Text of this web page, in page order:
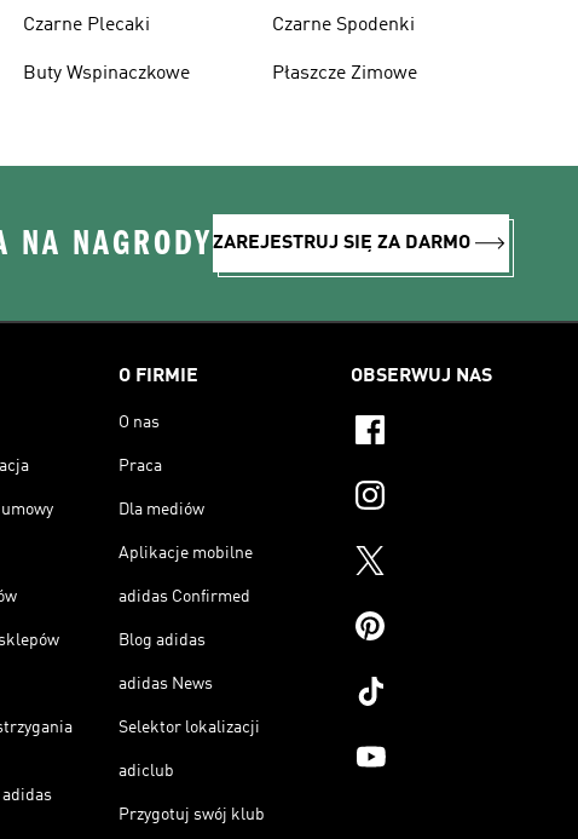
Czarne Plecaki
Buty Wspinaczkowe
Czarne Spodenki
Płaszcze Zimowe
NAGRODYZAREJESTRUJ SIĘ ZA DARMO
adidas
O FIRMIE
O nas
Praca
Dla mediów
Aplikacje mobilne
adidas Confirmed
Blog adidas
adidas News
Selektor lokalizacji
adiclub
Przygotuj swój klub
OBSERWUJ NAS